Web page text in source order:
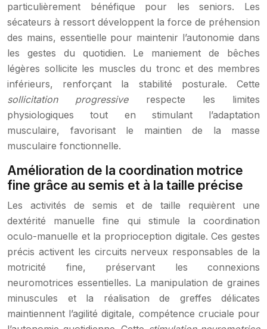
particulièrement bénéfique pour les seniors. Les
sécateurs à ressort développent la force de préhension
des mains, essentielle pour maintenir l’autonomie dans
les gestes du quotidien. Le maniement de bêches
légères sollicite les muscles du tronc et des membres
inférieurs, renforçant la stabilité posturale. Cette
sollicitation progressive respecte les limites
physiologiques tout en stimulant l’adaptation
musculaire, favorisant le maintien de la masse
musculaire fonctionnelle.
Amélioration de la coordination motrice
fine grâce au semis et à la taille précise
Les activités de semis et de taille requièrent une
dextérité manuelle fine qui stimule la coordination
oculo-manuelle et la proprioception digitale. Ces gestes
précis activent les circuits nerveux responsables de la
motricité fine, préservant les connexions
neuromotrices essentielles. La manipulation de graines
minuscules et la réalisation de greffes délicates
maintiennent l’agilité digitale, compétence cruciale pour